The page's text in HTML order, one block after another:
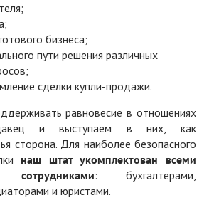
бизнеса;
пути решения различных
сделки купли-продажи.
равновесие в отношениях
и выступаем в них, как
сторона. Для наиболее безопасного
наш штат укомплектован всеми
сотрудниками: бухгалтерами,
и юристами.